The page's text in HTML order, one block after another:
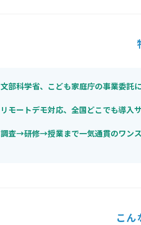
文部科学省、こども家庭庁の事業委託
リモートデモ対応、全国どこでも導入
調査→研修→授業まで一気通貫のワン
こん